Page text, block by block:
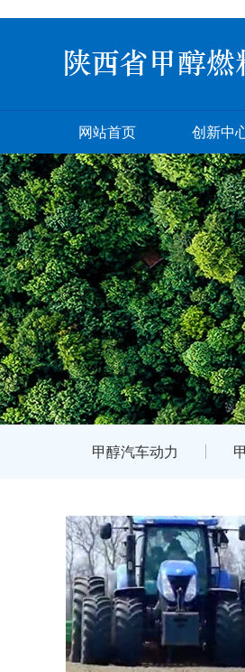
网站首页 创新中
甲醇汽车动力